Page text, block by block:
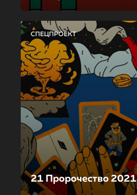
СПЕЦПРОЕКТ
21 Пророчество 2021